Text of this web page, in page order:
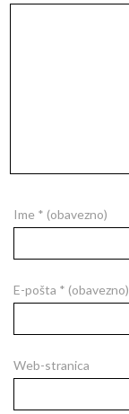
Ime * (obavezno)
E-pošta * (obavezno)
Web-stranica